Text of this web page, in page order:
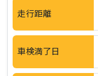
走行距離
車検満了日